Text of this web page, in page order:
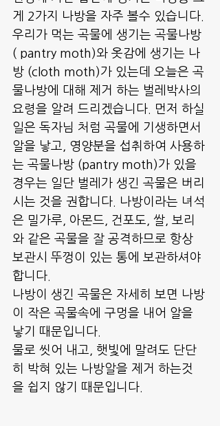
게 2가지 나방을 자주 볼수 있습니다.
우리가 먹는 곡물에 생기는 곡물나방
( pantry moth)와 옷감에 생기는 나
방 (cloth moth)가 있는데 오늘은 곡
물나방에 대해 제거 하는 벌레박사의
요령을 알려 드리겠습니다. 먼저 하실
일은 독자님 처럼 곡물에 기생하면서
알을 낳고, 영양분을 섭취하여 사용하
는 곡물나방 (pantry moth)가 있을
경우는 일단 벌레가 생긴 곡물은 버리
시는 것을 권합니다. 나방이라는 녀석
은 밀가루, 아몬드, 건포도, 쌀, 보리
와 같은 곡물을 잘 공격하므로 항상
보관시 뚜껑이 있는 통에 보관하셔야
합니다.
나방이 생긴 곡물은 자세히 보면 나방
이 작은 곡물속에 구멍을 내어 알을
낳기 때문입니다.
물로 씻어 내고, 햇빛에 말려도 단단
히 박혀 있는 나방알을 제거 하는것
을 쉽지 않기 때문입니다.